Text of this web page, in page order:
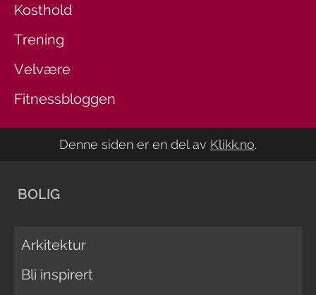
Kosthold
Trening
Velvære
Fitnessbloggen
Denne siden er en del av Klikk.no.
BOLIG
Arkitektur
Bli inspirert